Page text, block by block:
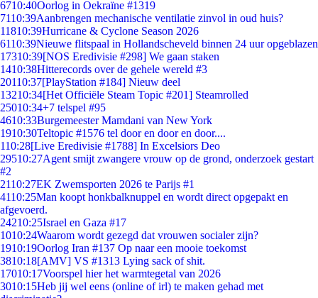
6710:40Oorlog in Oekraïne #1319
7110:39Aanbrengen mechanische ventilatie zinvol in oud huis?
11810:39Hurricane & Cyclone Season 2026
6110:39Nieuwe flitspaal in Hollandscheveld binnen 24 uur opgeblazen
17310:39[NOS Eredivisie #298] We gaan staken
1410:38Hitterecords over de gehele wereld #3
20110:37[PlayStation #184] Nieuw deel
13210:34[Het Officiële Steam Topic #201] Steamrolled
25010:34+7 telspel #95
4610:33Burgemeester Mamdani van New York
1910:30Teltopic #1576 tel door en door en door....
110:28[Live Eredivisie #1788] In Excelsiors Deo
29510:27Agent smijt zwangere vrouw op de grond, onderzoek gestart
#2
2110:27EK Zwemsporten 2026 te Parijs #1
4110:25Man koopt honkbalknuppel en wordt direct opgepakt en
afgevoerd.
24210:25Israel en Gaza #17
1010:24Waarom wordt gezegd dat vrouwen socialer zijn?
1910:19Oorlog Iran #137 Op naar een mooie toekomst
3810:18[AMV] VS #1313 Lying sack of shit.
17010:17Voorspel hier het warmtegetal van 2026
3010:15Heb jij wel eens (online of irl) te maken gehad met